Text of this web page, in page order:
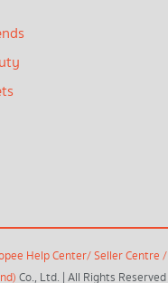
Help Center/Seller Centre /
Co., Ltd. | All Rights Reserved